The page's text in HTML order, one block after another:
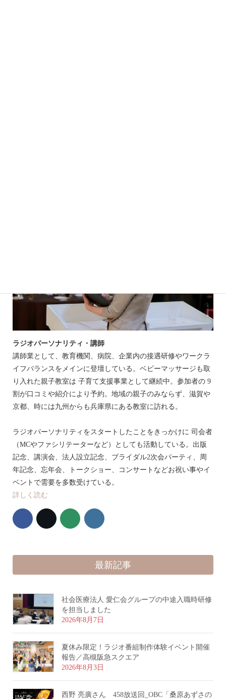
ラジオパーソナリティ・講師
講師業として、教育機関、病院、企業内の接遇研修やワークラ
イフバランスをメインに登壇している。ベビーマッサージも取
り入れた親子教室は 子育て支援事業として継続中。参加者の 9
割が口コミや紹介により予約。地域の親子のみならず、滋賀や
京都、時には九州からも兵庫県にある教室に訪れる。
ラジオパーソナリティをスタートしたことをきっかけに 司会者
（MCやファシリテーターなど）としても活動している。出版
記念、講演会、法人設立記念、ブライダル2次会パーティ、周
年記念、忘年会、トークショー、コンサートなどお祝い事やイ
ベントで需要を多数受けている。
詳しく読む
最新記事
社会医療法人 愛仁会グループの中途入職時研修
を担当しました
2026年8月7日
夏休み限定！ラジオ番組制作体験イベント開催
報告／高槻阪急スクエア
2026年8月3日
西野 亮廣さん 458放送回_OBC「桑原あずさの